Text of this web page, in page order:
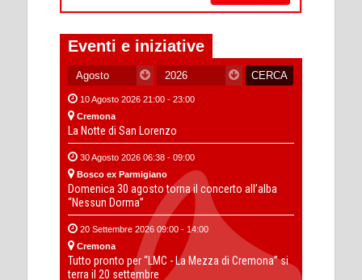
Eventi e iniziative
10 Agosto 2026 21:00 - 23:00
Cremona
La Notte di San Lorenzo
30 Agosto 2026 06:38 - 09:00
Bosco ex Parmigiano
Domenica 30 agosto torna il concerto all’alba
“Nessun Dorma”
20 Settembre 2026 09:00 - 14:00
Cremona
Tutto pronto per “LMC - La Mezza di Cremona” si
terra il 20 settembre